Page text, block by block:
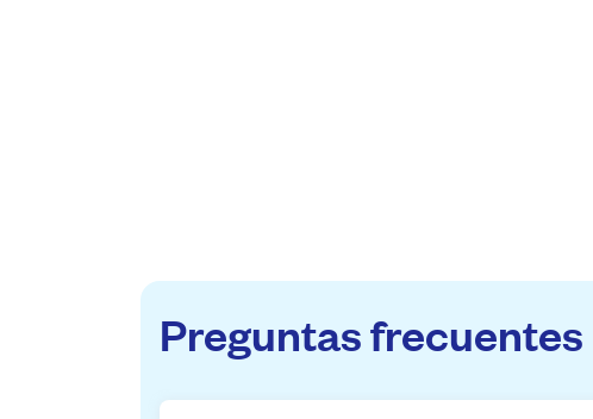
Preguntas frecuentes